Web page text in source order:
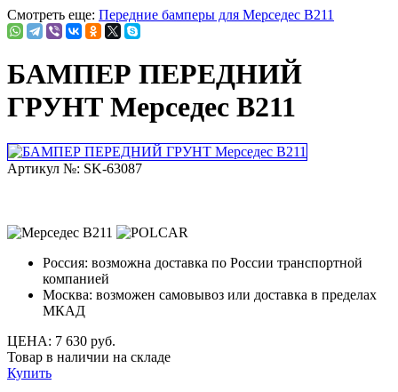
Смотреть еще: Передние бамперы для Мерседес В211
БАМПЕР ПЕРЕДНИЙ
ГРУНТ Мерседес В211
Артикул №: SK-63087
Россия: возможна доставка по России транспортной
компанией
Москва: возможен самовывоз или доставка в пределах
МКАД
ЦЕНА: 7 630 руб.
Товар в наличии на складе
Купить